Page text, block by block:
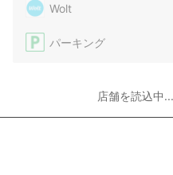
Wolt
パーキング
店舗を読込中...